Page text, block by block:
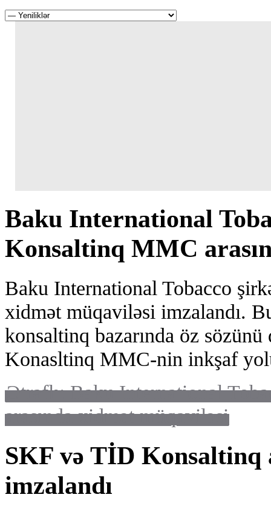
Baku International
Konsaltinq MMC
Baku International Tobacco
xidmət müqaviləsi imzalandı.
konsaltinq bazarında öz
Konasltinq MMC-nin inkşaf
Ətraflı: Baku International
arasında xidmət müqaviləsi
SKF və TİD Konsaltinq
imzalandı